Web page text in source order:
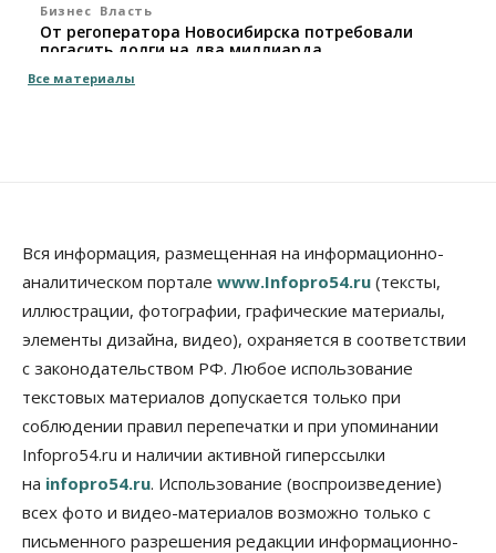
Бизнес Власть
От регоператора Новосибирска потребовали
погасить долги на два миллиарда
05 Августа 2026, 19:00
В мэрии Новосибирска объяснили ситуацию с
пешеходной зоной на улице Ленина
05 Августа 2026, 18:00
Бизнес Власть
Независимые АЗС Новосибирска
получают до 20% топлива, прописанного в
контрактах
05 Августа 2026, 17:00
Власть
Губернатор поблагодарил новосибирских
строителей за вклад в развитие региона
05 Августа 2026, 16:40
Все материалы
Вся информация, размещенная на информационно-
аналитическом портале www.Infopro54.ru (тексты,
иллюстрации, фотографии, графические материалы,
элементы дизайна, видео), охраняется в соответствии
с законодательством РФ. Любое использование
текстовых материалов допускается только при
соблюдении правил перепечатки и при упоминании
Infopro54.ru и наличии активной гиперссылки
на infopro54.ru. Использование (воспроизведение)
всех фото и видео-материалов возможно только с
письменного разрешения редакции информационно-